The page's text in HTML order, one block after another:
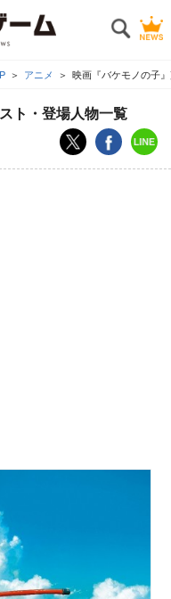
アニメ 映画『バケモノの子
ト・登場人物一覧